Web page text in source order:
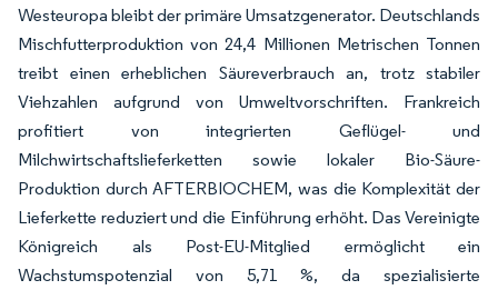
Westeuropa bleibt der primäre Umsatzgenerator. Deutschlands
Mischfutterproduktion von 24,4 Millionen Metrischen Tonnen
treibt einen erheblichen Säureverbrauch an, trotz stabiler
Viehzahlen aufgrund von Umweltvorschriften. Frankreich
profitiert von integrierten Geflügel- und
Milchwirtschaftslieferketten sowie lokaler Bio-Säure-
Produktion durch AFTERBIOCHEM, was die Komplexität der
Lieferkette reduziert und die Einführung erhöht. Das Vereinigte
Königreich als Post-EU-Mitglied ermöglicht ein
Wachstumspotenzial von 5,71 %, da spezialisierte